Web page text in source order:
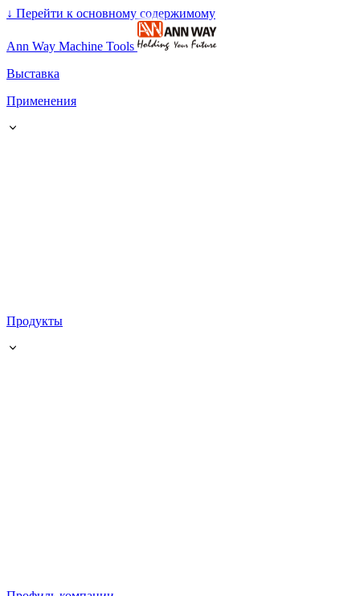
↓ Перейти к основному содержимому
Ann Way Machine Tools
Выставка
Применения
Продукты